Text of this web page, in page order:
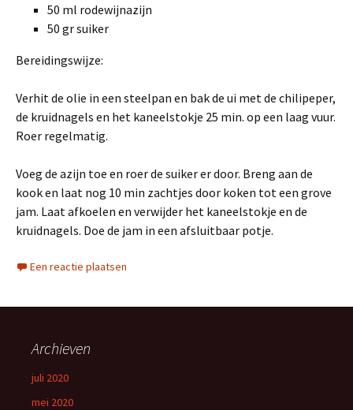
50 ml rodewijnazijn
50 gr suiker
Bereidingswijze:
Verhit de olie in een steelpan en bak de ui met de chilipeper,
de kruidnagels en het kaneelstokje 25 min. op een laag vuur.
Roer regelmatig.
Voeg de azijn toe en roer de suiker er door. Breng aan de
kook en laat nog 10 min zachtjes door koken tot een grove
jam. Laat afkoelen en verwijder het kaneelstokje en de
kruidnagels. Doe de jam in een afsluitbaar potje.
Een reactie plaatsen
Archieven
juli 2020
mei 2020